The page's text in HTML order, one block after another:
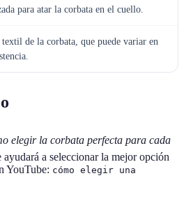
para atar la corbata en el cuello.
de la corbata, que puede variar en
elegir la corbata perfecta para cada
a seleccionar la mejor opción
YouTube: cómo elegir una